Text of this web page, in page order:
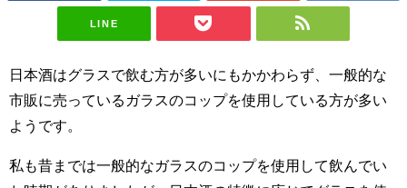
LINE
日本酒はグラスで飲む方が多いにもかかわらず、一般的な
市販に売っているガラスのコップを使用している方が多い
ようです。
私も昔までは一般的なガラスのコップを使用して飲んでい